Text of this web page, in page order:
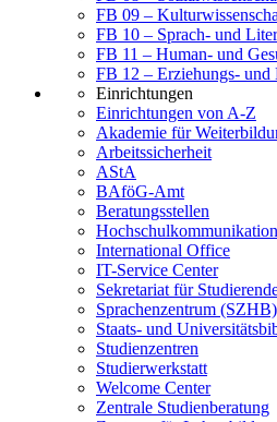
FB 09 –
FB 10 – Sprach- und
FB 11 – Human- und
FB 12 – Erziehungs- und
Einrichtungen
Einrichtungen von A-Z
Akademie für
Arbeitssicherheit
AStA
BAföG-Amt
Beratungsstellen
International Office
IT-Service Center
Sekretariat für
Sprachenzentrum (SZHB)
Staats- und
Studienzentren
Studierwerkstatt
Welcome Center
Zentrale Studienberatung